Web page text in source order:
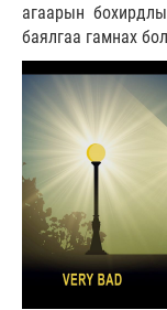
агаарын
баялгаа гамнах